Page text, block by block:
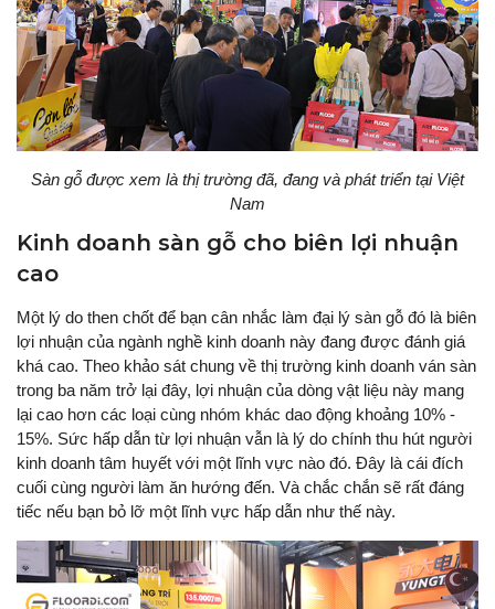
Sàn gỗ được xem là thị trường đã, đang và phát triển tại Việt
Nam
Kinh doanh sàn gỗ cho biên lợi nhuận
cao
Một lý do then chốt để bạn cân nhắc làm đại lý sàn gỗ đó là biên
lợi nhuận của ngành nghề kinh doanh này đang được đánh giá
khá cao. Theo khảo sát chung về thị trường kinh doanh ván sàn
trong ba năm trở lại đây, lợi nhuận của dòng vật liệu này mang
lại cao hơn các loại cùng nhóm khác dao động khoảng 10% -
15%. Sức hấp dẫn từ lợi nhuận vẫn là lý do chính thu hút người
kinh doanh tâm huyết với một lĩnh vực nào đó. Đây là cái đích
cuối cùng người làm ăn hướng đến. Và chắc chắn sẽ rất đáng
tiếc nếu bạn bỏ lỡ một lĩnh vực hấp dẫn như thế này.